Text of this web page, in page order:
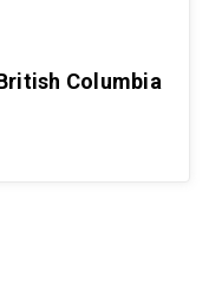
Columbia